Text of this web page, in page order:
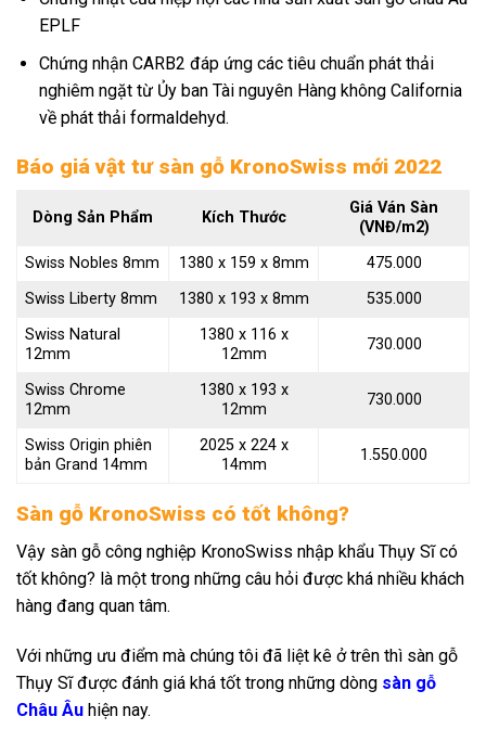
EPLF
Chứng nhận CARB2 đáp ứng các tiêu chuẩn phát thải
nghiêm ngặt từ Ủy ban Tài nguyên Hàng không California
về phát thải formaldehyd.
Báo giá vật tư sàn gỗ KronoSwiss mới 2022
Dòng Sản Phẩm Kích Thước
Giá Ván Sàn
(VNĐ/m2)
Swiss Nobles 8mm
1380 x 159 x 8mm
475.000
Swiss Liberty 8mm
1380 x 193 x 8mm
535.000
Swiss Natural
12mm
1380 x 116 x
12mm
730.000
Swiss Chrome
12mm
1380 x 193 x
12mm
730.000
Swiss Origin phiên
bản Grand 14mm
2025 x 224 x
14mm
1.550.000
Sàn gỗ KronoSwiss có tốt không?
Vậy sàn gỗ công nghiệp KronoSwiss nhập khẩu Thụy Sĩ có
tốt không? là một trong những câu hỏi được khá nhiều khách
hàng đang quan tâm.
Với những ưu điểm mà chúng tôi đã liệt kê ở trên thì sàn gỗ
Thụy Sĩ được đánh giá khá tốt trong những dòng sàn gỗ
Châu Âu hiện nay.